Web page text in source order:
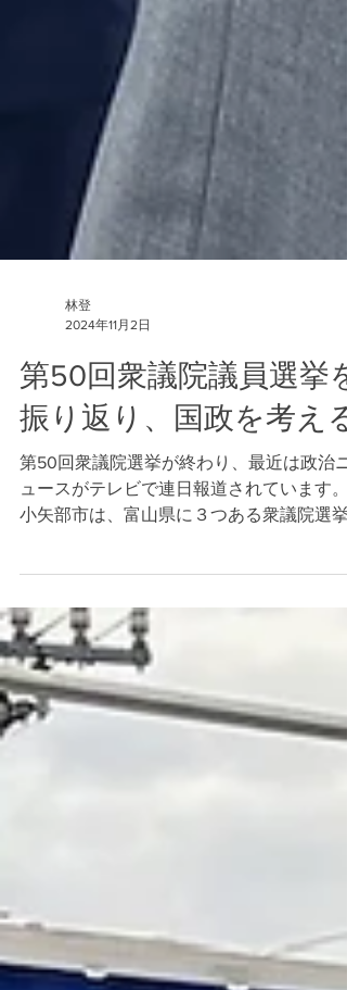
2024年11月2日
第50回衆議院議員選挙を
振り返り、国政を考える
第50回衆議院選挙が終わり、最近は政治ニ
ュースがテレビで連日報道されています。
小選挙区の第３選挙区にあたります。富山
山市を除く呉東エリア、第３区はいわゆる
西エリアの５市になる。...